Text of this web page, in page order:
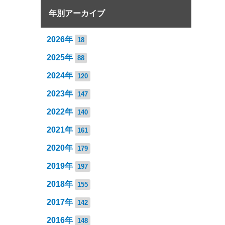
年別アーカイブ
2026年 18
2025年 88
2024年 120
2023年 147
2022年 140
2021年 161
2020年 179
2019年 197
2018年 155
2017年 142
2016年 148